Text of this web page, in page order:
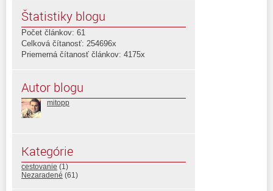
Štatistiky blogu
Počet článkov: 61
Celková čítanosť: 254696x
Priemerná čítanosť článkov: 4175x
Autor blogu
mitopp
Kategórie
cestovanie (1)
Nezaradené (61)